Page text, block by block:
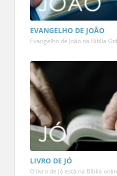
EVANGELHO DE JOÃO
Evangelho de João na Bíblia
LIVRO DE JÓ
O livro de Jó está na Bíblia